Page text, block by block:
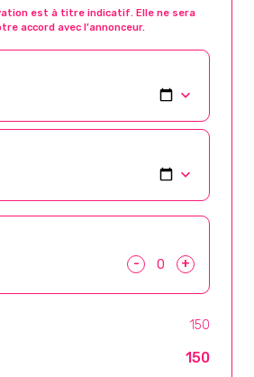
est à titre indicatif. Elle ne sera
accord avec l’annonceur.
- +
150
150